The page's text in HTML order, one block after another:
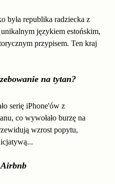
była republika radziecka z
językiem estońskim,
przypisem. Ten kraj
na tytan?
serię iPhone'ów z
co wywołało burzę na
wzrost popytu,
Airbnb